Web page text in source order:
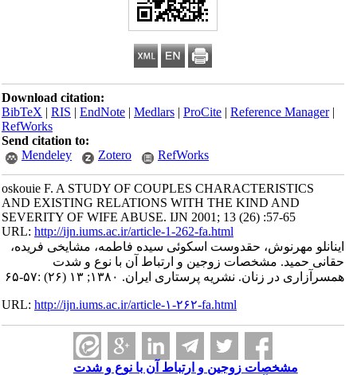
Download citation:
BibTeX|RIS|EndNote|Medlars|ProCite|Reference Manager
RefWorks
Send citation to:
Mendeley
Zotero RefWorks
oskouie F. A STUDY OF COUPLES CHARACTERISTICS
AND EXISTING RELATIONS WITH THE KIND AND
SEVERITY OF WIFE ABUSE. IJN 2001; 13 (26) :57-65
URL:http://ijn.iums.ac.ir/article-1-262-fa.html
اینانلو مهرنوش، حقدوست اسکوئی سیده فاطمه، مشایخی فریده،
حقانی حمید. مشخصات‌ زوجین‌ و ارتباط‌ آن‌ با نوع‌ و شدت‌
همسرآزاری‌ در زنان‌. نشریه پرستاری ایران. ۱۳۸۰; ۱۳ (۲۶) :۵۷-۶۵
URL:http://ijn.iums.ac.ir/article-۱-۲۶۲-fa.html
مشخصات‌ زوجین‌ و ارتباط‌ آن‌ با نوع‌ و شدت‌